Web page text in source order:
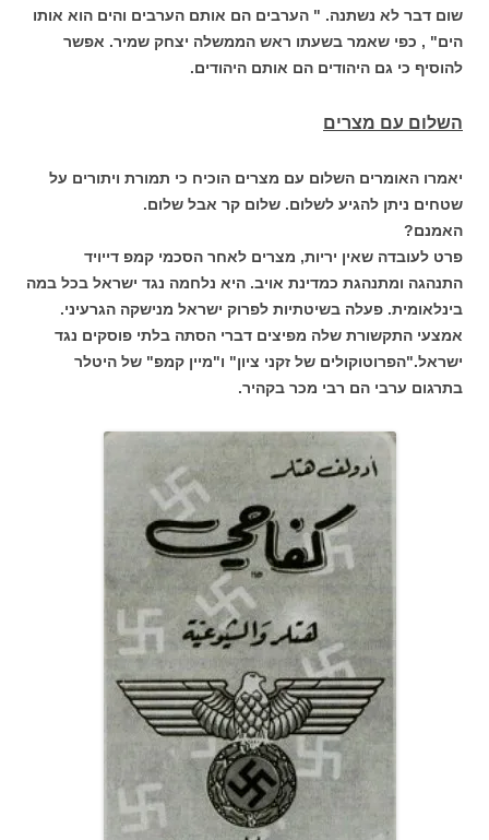
שום דבר לא נשתנה. " הערבים הם אותם הערבים והים הוא אותו
הים" , כפי שאמר בשעתו ראש הממשלה יצחק שמיר. אפשר
להוסיף כי גם היהודים הם אותם היהודים.
השלום עם מצרים
יאמרו האומרים השלום עם מצרים הוכיח כי תמורת ויתורים על
שטחים ניתן להגיע לשלום. שלום קר אבל שלום.
האמנם?
פרט לעובדה שאין יריות, מצרים לאחר הסכמי קמפ דייויד
התנהגה ומתנהגת כמדינת אויב. היא נלחמה נגד ישראל בכל במה
בינלאומית. פעלה בשיטתיות לפרוק ישראל מנישקה הגרעיני.
אמצעי התקשורת שלה מפיצים דברי הסתה בלתי פוסקים נגד
ישראל."הפרוטוקולים של זקני ציון" ו"מיין קמפ" של היטלר
בתרגום ערבי הם רבי מכר בקהיר.